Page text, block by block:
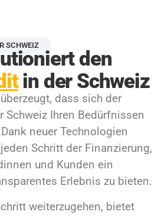
SCHWEIZ
den
in der Schweiz
dass sich der
Schweiz Ihren Bedürfnissen
neuer Technologien
Schritt der Finanzierung,
und Kunden ein
Erlebnis zu bieten.
weiterzugehen, bietet